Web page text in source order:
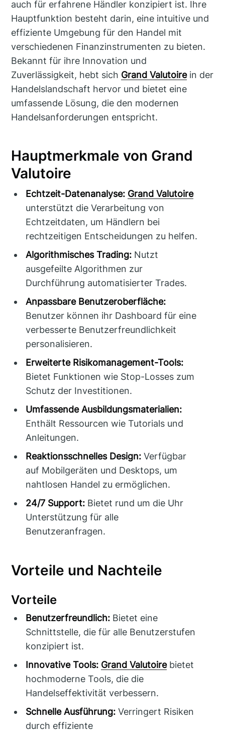
auch für erfahrene Händler konzipiert ist. Ihre
Hauptfunktion besteht darin, eine intuitive und
effiziente Umgebung für den Handel mit
verschiedenen Finanzinstrumenten zu bieten.
Bekannt für ihre Innovation und
Zuverlässigkeit, hebt sich Grand Valutoirein der
Handelslandschaft hervor und bietet eine
umfassende Lösung, die den modernen
Handelsanforderungen entspricht.
Hauptmerkmale von Grand
Valutoire
Echtzeit-Datenanalyse: Grand Valutoire
unterstützt die Verarbeitung von
Echtzeitdaten, um Händlern bei
rechtzeitigen Entscheidungen zu helfen.
Algorithmisches Trading: Nutzt
ausgefeilte Algorithmen zur
Durchführung automatisierter Trades.
Anpassbare Benutzeroberfläche:
Benutzer können ihr Dashboard für eine
verbesserte Benutzerfreundlichkeit
personalisieren.
Erweiterte Risikomanagement-Tools:
Bietet Funktionen wie Stop-Losses zum
Schutz der Investitionen.
Umfassende Ausbildungsmaterialien:
Enthält Ressourcen wie Tutorials und
Anleitungen.
Reaktionsschnelles Design: Verfügbar
auf Mobilgeräten und Desktops, um
nahtlosen Handel zu ermöglichen.
24/7 Support: Bietet rund um die Uhr
Unterstützung für alle
Benutzeranfragen.
Vorteile und Nachteile
Vorteile
Benutzerfreundlich: Bietet eine
Schnittstelle, die für alle Benutzerstufen
konzipiert ist.
Innovative Tools: Grand Valutoirebietet
hochmoderne Tools, die die
Handelseffektivität verbessern.
Schnelle Ausführung: Verringert Risiken
durch effiziente